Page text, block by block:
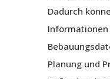
Dadurch
Informationen
Planung und